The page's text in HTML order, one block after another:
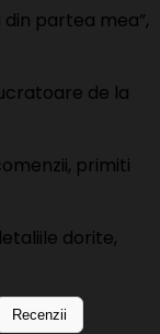
partea mea”,
de la
primiti
dorite,
Recenzii